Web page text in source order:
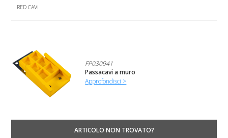
RED CAVI
FP030941
Passacavi a muro
Approfondisci >
ARTICOLO NON TROVATO?